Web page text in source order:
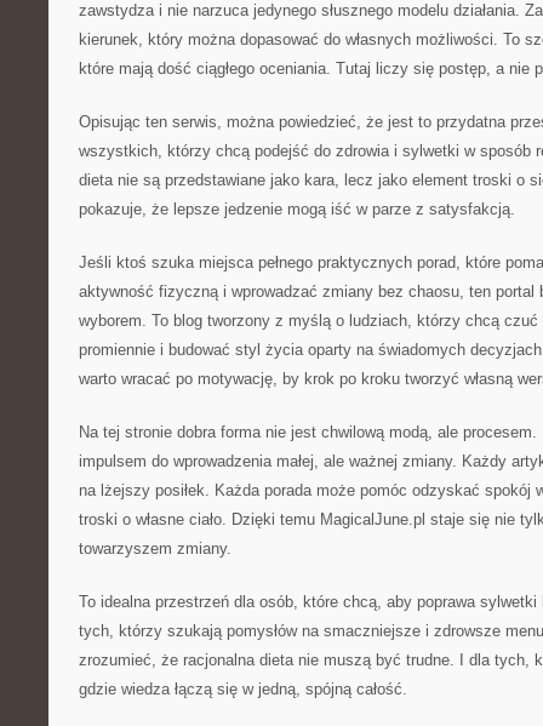
zawstydza i nie narzuca jedynego słusznego modelu działania.
kierunek, który można dopasować do własnych możliwości. To
które mają dość ciągłego oceniania. Tutaj liczy się postęp, a nie
Opisując ten serwis, można powiedzieć, że jest to przydatna
wszystkich, którzy chcą podejść do zdrowia i sylwetki w sposób
dieta nie są przedstawiane jako kara, lecz jako element troski o
pokazuje, że lepsze jedzenie mogą iść w parze z satysfakcją.
Jeśli ktoś szuka miejsca pełnego praktycznych porad, które
aktywność fizyczną i wprowadzać zmiany bez chaosu, ten portal
wyborem. To blog tworzony z myślą o ludziach, którzy chcą
promiennie i budować styl życia oparty na świadomych
warto wracać po motywację, by krok po kroku tworzyć własną
Na tej stronie dobra forma nie jest chwilową modą, ale
impulsem do wprowadzenia małej, ale ważnej zmiany. Każdy
na lżejszy posiłek. Każda porada może pomóc odzyskać spokój
troski o własne ciało. Dzięki temu MagicalJune.pl staje się nie
towarzyszem zmiany.
To idealna przestrzeń dla osób, które chcą, aby poprawa sylwetki
tych, którzy szukają pomysłów na smaczniejsze i zdrowsze
zrozumieć, że racjonalna dieta nie muszą być trudne. I dla tych,
gdzie wiedza łączą się w jedną, spójną całość.